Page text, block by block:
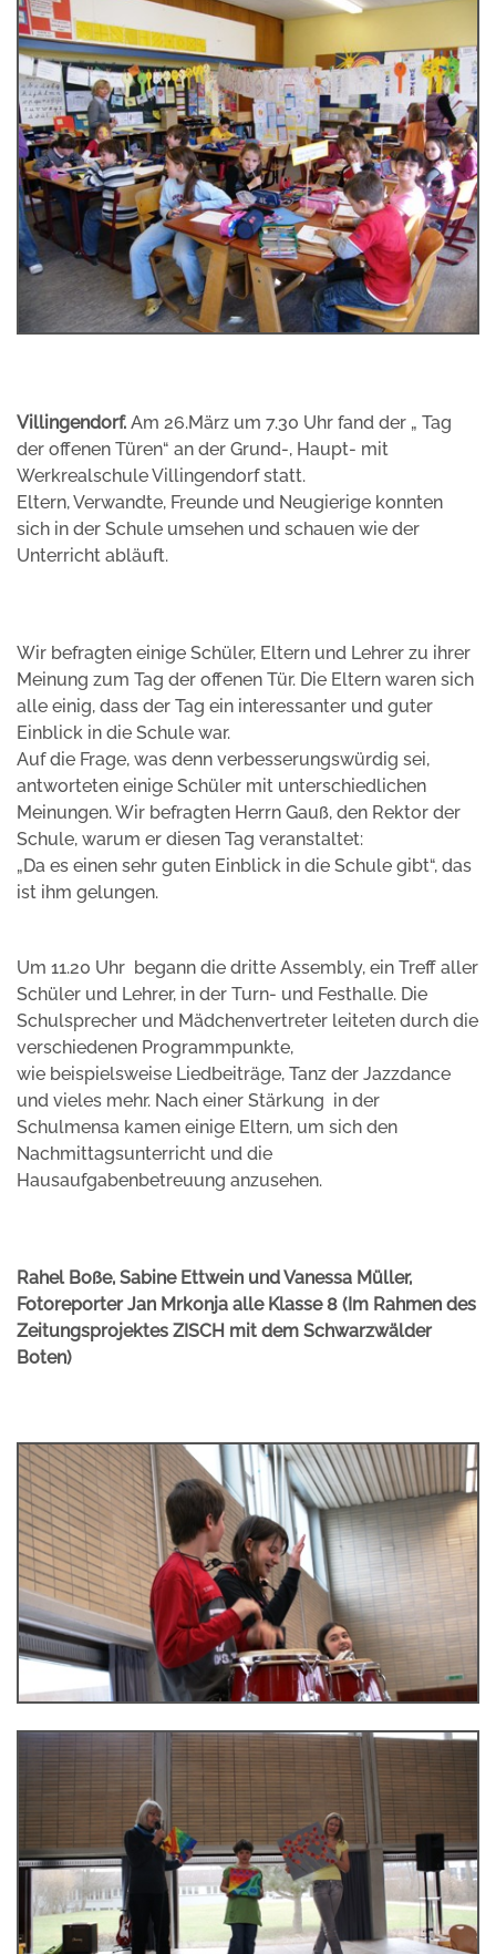
Villingendorf. Am 26.März um 7.30 Uhr fand der „ Tag
der offenen Türen“ an der Grund-, Haupt- mit
Werkrealschule Villingendorf statt.
Eltern, Verwandte, Freunde und Neugierige konnten
sich in der Schule umsehen und schauen wie der
Unterricht abläuft.
Wir befragten einige Schüler, Eltern und Lehrer zu ihrer
Meinung zum Tag der offenen Tür. Die Eltern waren sich
alle einig, dass der Tag ein interessanter und guter
Einblick in die Schule war.
Auf die Frage, was denn verbesserungswürdig sei,
antworteten einige Schüler mit unterschiedlichen
Meinungen. Wir befragten Herrn Gauß, den Rektor der
Schule, warum er diesen Tag veranstaltet:
„Da es einen sehr guten Einblick in die Schule gibt“, das
ist ihm gelungen.
Um 11.20 Uhr begann die dritte Assembly, ein Treff aller
Schüler und Lehrer, in der Turn- und Festhalle. Die
Schulsprecher und Mädchenvertreter leiteten durch die
verschiedenen Programmpunkte,
wie beispielsweise Liedbeiträge, Tanz der Jazzdance
und vieles mehr. Nach einer Stärkung in der
Schulmensa kamen einige Eltern, um sich den
Nachmittagsunterricht und die
Hausaufgabenbetreuung anzusehen.
Rahel Boße, Sabine Ettwein und Vanessa Müller,
Fotoreporter Jan Mrkonja alle Klasse 8 (Im Rahmen des
Zeitungsprojektes ZISCH mit dem Schwarzwälder
Boten)